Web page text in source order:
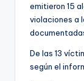
emitieron 15
violaciones a
De las 13
según el